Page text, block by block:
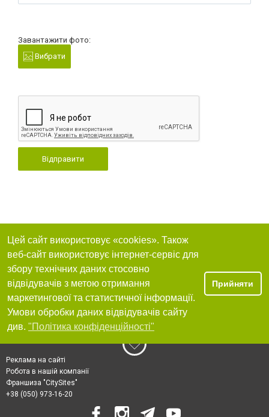
Завантажити фото:
Вибрати
Відправити
Цей сайт використовує «cookies». Також
веб-сайт використовує інтернет-сервіс для
збору технічних даних стосовно
відвідувачів з метою отримання
маркетингової та статистичної інформації.
Умови обробки даних відвідувачів сайту
див. "Політика конфіденційності"
Прийняти
Реклама на сайті
Робота в нашій компанії
Франшиза "CitySites"
+38 (050) 973-16-20